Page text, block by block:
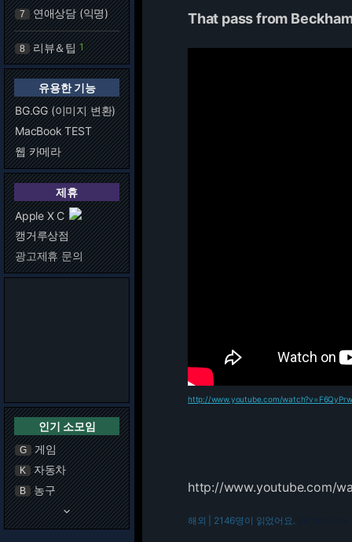
7 연애상담 (익명)
8 리뷰＆팁 1
유용한 기능
BG.GG (이미지 변환)
MacBook TEST
웹 카메라
제휴
Apple X C
캥거루상점
광고제휴 문의
인기 소모임
G 게임
K 자동차
B 농구
keyboard_arrow_down
That pass from
http://www.youtube.com/
http://www.youtube.com/
해외 | 2146명이 읽었어요.